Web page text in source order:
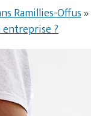
Ramillies-Offus»
entreprise ?